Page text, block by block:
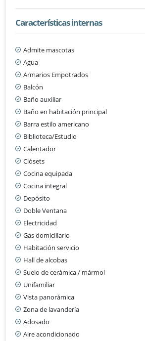
Características internas
Admite mascotas
Agua
Armarios Empotrados
Balcón
Baño auxiliar
Baño en habitación principal
Barra estilo americano
Biblioteca/Estudio
Calentador
Clósets
Cocina equipada
Cocina integral
Depósito
Doble Ventana
Electricidad
Gas domiciliario
Habitación servicio
Hall de alcobas
Suelo de cerámica / mármol
Unifamiliar
Vista panorámica
Zona de lavandería
Adosado
Aire acondicionado